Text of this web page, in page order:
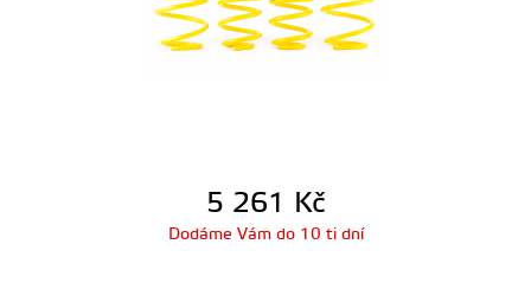
5 261 Kč
Dodáme Vám do 10 ti dní